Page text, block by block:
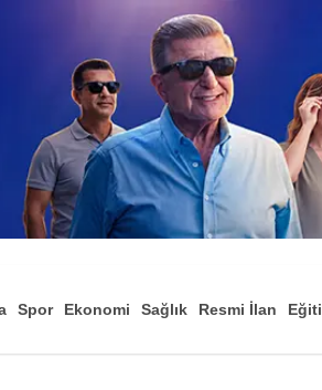
Spor Ekonomi Sağlık Resmi İlan